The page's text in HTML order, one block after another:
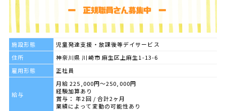
施設形態
児童発達支援・放課後等デイサービス
住所
神奈川県 川崎市 麻生区上麻生1-13-6
雇用形態
正社員
給与
月給 225,000円～250,000円
経験加算あり
賞与： 年2回 / 合計2ヶ月
業績によって変動の可能性あり